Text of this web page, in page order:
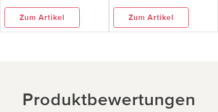
Zum Artikel Zum Artikel
Produktbewertungen